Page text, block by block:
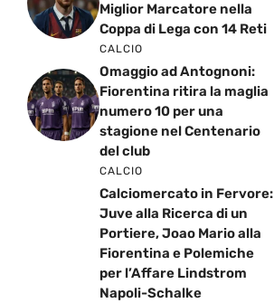
Miglior Marcatore nella
Coppa di Lega con 14 Reti
CALCIO
Omaggio ad Antognoni:
Fiorentina ritira la maglia
numero 10 per una
stagione nel Centenario
del club
CALCIO
Calciomercato in Fervore:
Juve alla Ricerca di un
Portiere, Joao Mario alla
Fiorentina e Polemiche
per l’Affare Lindstrom
Napoli-Schalke